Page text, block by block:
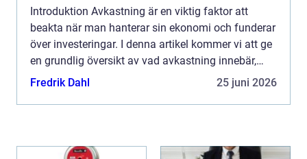
Introduktion Avkastning är en viktig faktor att
beakta när man hanterar sin ekonomi och funderar
över investeringar. I denna artikel kommer vi att ge
en grundlig översikt av vad avkastning innebär,
vilka olika typer av avkastning som finns, samt hur
Fredrik Dahl 25 juni 2026